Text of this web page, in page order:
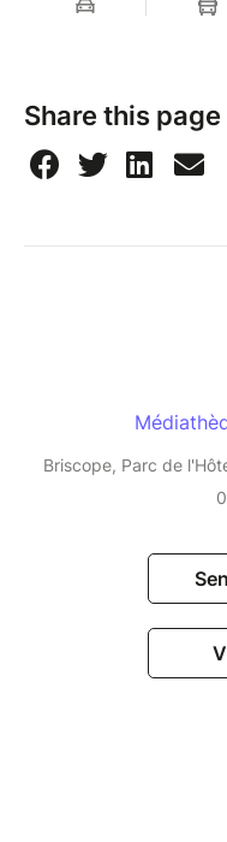
Share this page
Briscope, Parc de